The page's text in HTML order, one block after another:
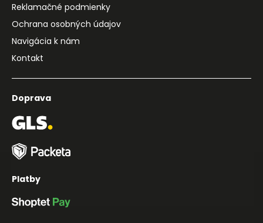
Reklamačné podmienky
Ochrana osobných údajov
Navigácia k nám
Kontakt
Doprava
Platby